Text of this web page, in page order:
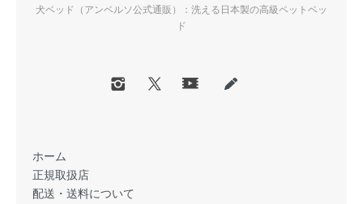
犬ベッド（アンベルソ公式通販）：洗える日本製の高級ペットベッ
ド
ホーム
正規取扱店
配送・送料について